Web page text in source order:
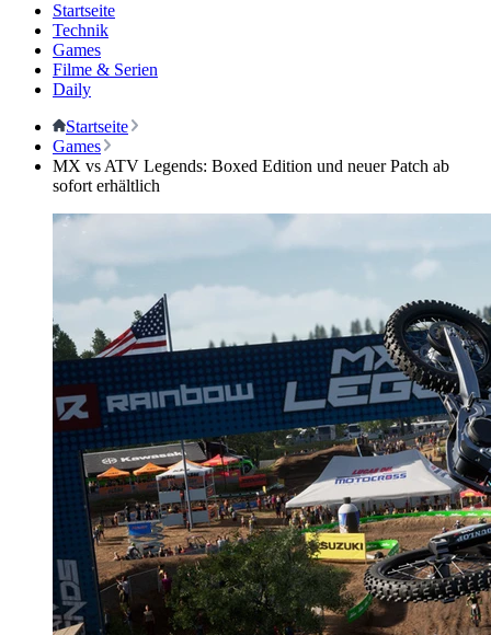
Startseite
Technik
Games
Filme & Serien
Daily
Startseite
Games
MX vs ATV Legends: Boxed Edition und neuer Patch ab
sofort erhältlich